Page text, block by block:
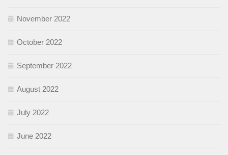
November 2022
October 2022
September 2022
August 2022
July 2022
June 2022